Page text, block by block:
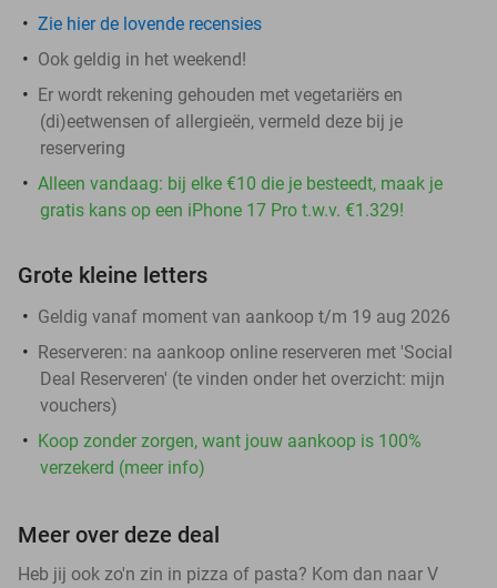
Zie hier de lovende recensies
Ook geldig in het weekend!
Er wordt rekening gehouden met vegetariërs en
(di)eetwensen of allergieën, vermeld deze bij je
reservering
Alleen vandaag: bij elke €10 die je besteedt, maak je
gratis kans op een iPhone 17 Pro t.w.v. €1.329!
Grote kleine letters
Geldig vanaf moment van aankoop t/m 19 aug 2026
Reserveren: na aankoop online reserveren met 'Social
Deal Reserveren' (te vinden onder het overzicht: mijn
vouchers)
Koop zonder zorgen, want jouw aankoop is 100%
verzekerd (meer info)
Meer over deze deal
Heb jij ook zo'n zin in pizza of pasta? Kom dan naar V